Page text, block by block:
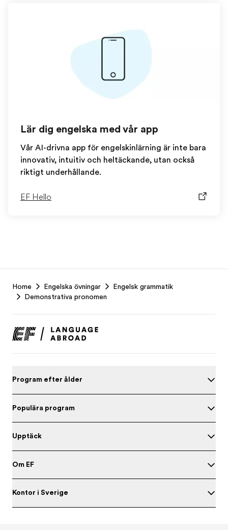
Lär dig engelska med vår app
Vår AI-drivna app för engelskinlärning är inte bara
innovativ, intuitiv och heltäckande, utan också
riktigt underhållande.
EF Hello
Footer
Home Engelska övningar
Engelsk grammatik
Demonstrativa pronomen
Program efter ålder
Populära program
Upptäck
Om EF
Kontor i Sverige